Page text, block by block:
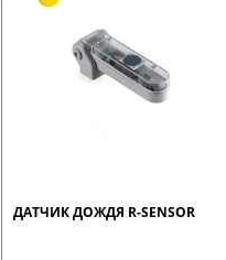
ДАТЧИК ДОЖДЯ R-SENSOR